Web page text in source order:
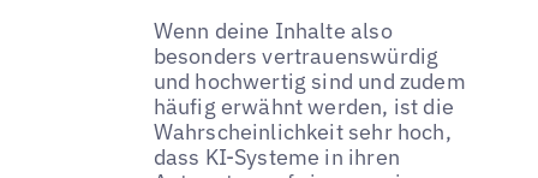
Wenn deine Inhalte also
besonders vertrauenswürdig
und hochwertig sind und zudem
häufig erwähnt werden, ist die
Wahrscheinlichkeit sehr hoch,
dass KI-Systeme in ihren